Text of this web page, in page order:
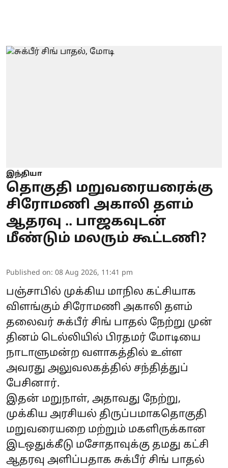
இந்தியா
தொகுதி மறுவரையரைக்கு
சிரோமணி அகாலி தளம்
ஆதரவு .. பாஜகவுடன்
மீண்டும் மலரும் கூட்டணி?
Published on: 08 Aug 2026, 11:41 pm
பஞ்சாபில் முக்கிய மாநில கட்சியாக
விளங்கும் சிரோமணி அகாலி தளம்
தலைவர் சுக்பீர் சிங் பாதல் நேற்று முன்
தினம் டெல்லியில் பிரதமர் மோடியை
நாடாளுமன்ற வளாகத்தில் உள்ள
அவரது அலுவலகத்தில் சந்தித்துப்
பேசினார்.
இதன் மறுநாள், அதாவது நேற்று,
முக்கிய அரசியல் திருப்பமாகதொகுதி
மறுவரையறை மற்றும் மகளிருக்கான
இடஒதுக்கீடு மசோதாவுக்கு தமது கட்சி
ஆதரவு அளிப்பதாக சுக்பீர் சிங் பாதல்